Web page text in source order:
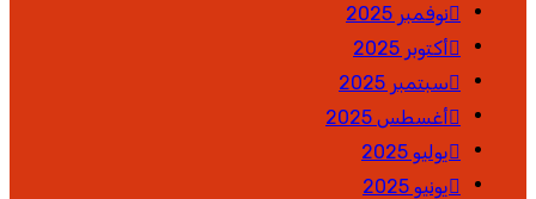
نوفمبر 2025
أكتوبر 2025
سبتمبر 2025
أغسطس 2025
يوليو 2025
يونيو 2025